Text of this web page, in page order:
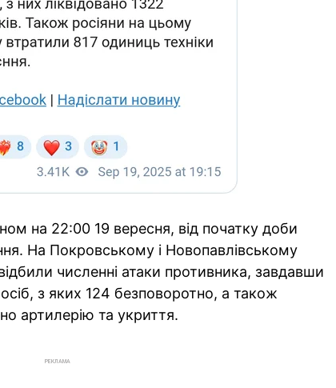
на 22:00 19 вересня, від початку доби
На Покровському і Новопавлівському
численні атаки противника, завдавши
з яких 124 безповоротно, а також
артилерію та укриття.
РЕКЛАМА